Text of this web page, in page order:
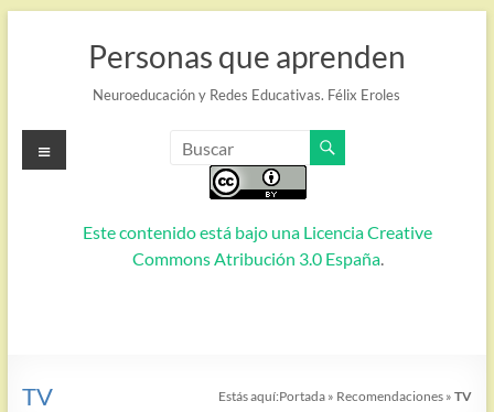
Personas que aprenden
Neuroeducación y Redes Educativas. Félix Eroles
Este contenido está bajo una Licencia Creative
Commons Atribución 3.0 España.
Menú
TV Estás aquí:Portada » Recomendaciones »TV